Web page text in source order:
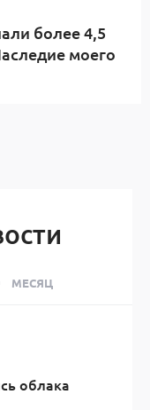
более 4,5
моего
МЕСЯЦ
облака